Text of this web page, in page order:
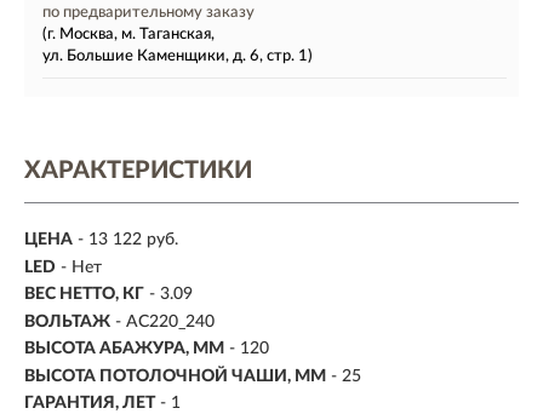
по предварительному заказу
(г. Москва, м. Таганская,
ул. Большие Каменщики, д. 6, стр. 1)
ХАРАКТЕРИСТИКИ
ЦЕНА - 13 122 руб.
LED - Нет
ВЕС НЕТТО, КГ - 3.09
ВОЛЬТАЖ - AC220_240
ВЫСОТА АБАЖУРА, ММ - 120
ВЫСОТА ПОТОЛОЧНОЙ ЧАШИ, ММ - 25
ГАРАНТИЯ, ЛЕТ - 1